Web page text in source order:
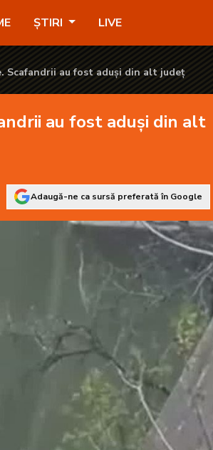
KANAL D2
ȘTIRI LIVE
Scafandrii au fost aduși din alt județ
au fost aduși din alt
Adaugă-ne ca sursă preferată în Google